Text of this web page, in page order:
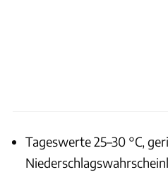
Tageswerte 25–30 °C,